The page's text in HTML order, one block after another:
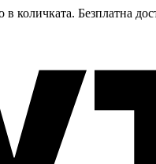
количката. Безплатна